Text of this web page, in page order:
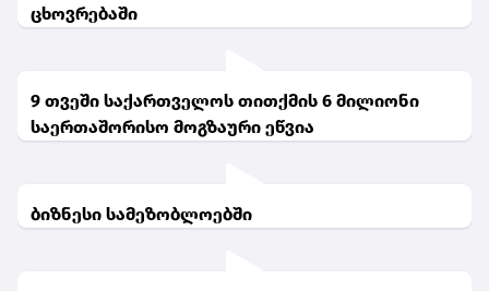
ცხოვრებაში
9 თვეში საქართველოს თითქმის 6 მილიონი
საერთაშორისო მოგზაური ეწვია
ბიზნესი სამეზობლოებში